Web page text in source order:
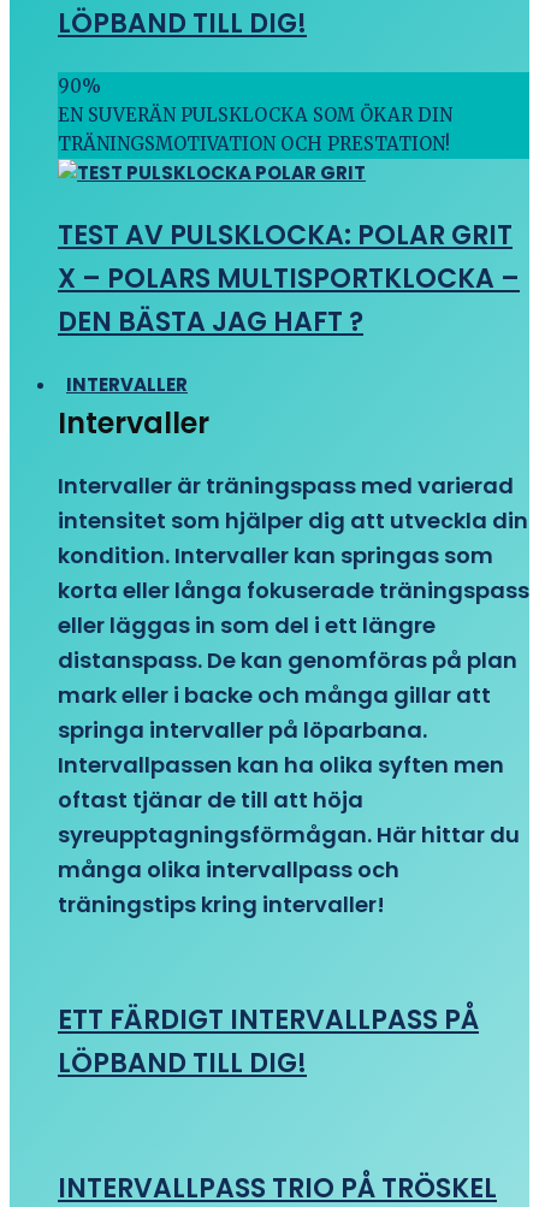
LÖPBAND TILL DIG!
90%
EN SUVERÄN PULSKLOCKA SOM ÖKAR DIN
TRÄNINGSMOTIVATION OCH PRESTATION!
TEST AV PULSKLOCKA: POLAR GRIT
X – POLARS MULTISPORTKLOCKA –
DEN BÄSTA JAG HAFT ?
INTERVALLER
Intervaller
Intervaller är träningspass med varierad
intensitet som hjälper dig att utveckla din
kondition. Intervaller kan springas som
korta eller långa fokuserade träningspass
eller läggas in som del i ett längre
distanspass. De kan genomföras på plan
mark eller i backe och många gillar att
springa intervaller på löparbana.
Intervallpassen kan ha olika syften men
oftast tjänar de till att höja
syreupptagningsförmågan. Här hittar du
många olika intervallpass och
träningstips kring intervaller!
ETT FÄRDIGT INTERVALLPASS PÅ
LÖPBAND TILL DIG!
INTERVALLPASS TRIO PÅ TRÖSKEL